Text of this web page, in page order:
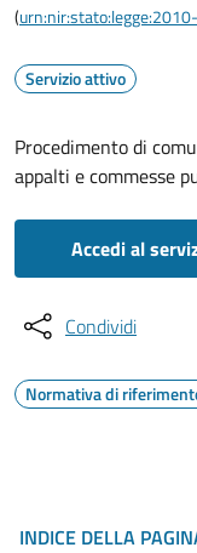
(
Servizio attivo
Procedimento di
appalti e commesse
Accedi al
Condividi
Normativa di
INDICE DELLA